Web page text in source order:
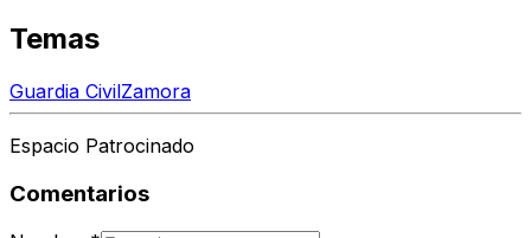
Temas
Guardia CivilZamora
Espacio Patrocinado
Comentarios